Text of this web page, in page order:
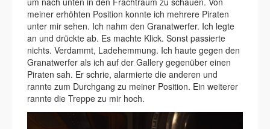
meiner erhöhten Position konnte ich mehrere Piraten
unter mir sehen. Ich nahm den Granatwerfer. Ich legte
an und drückte ab. Es machte Klick. Sonst passierte
nichts. Verdammt, Ladehemmung. Ich haute gegen den
Granatwerfer als ich auf der Gallery gegenüber einen
Piraten sah. Er schrie, alarmierte die anderen und
rannte zum Durchgang zu meiner Position. Ein weiterer
rannte die Treppe zu mir hoch.